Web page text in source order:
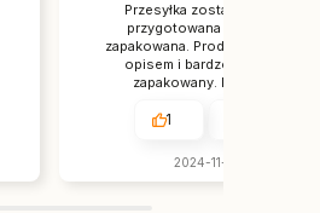
Przesyłka została dobrze
przygotowana i solidnie
zapakowana. Produkt zgodny z
opisem i bardzo solidnie
zapakowany. Polecam.
1
2024-11-18